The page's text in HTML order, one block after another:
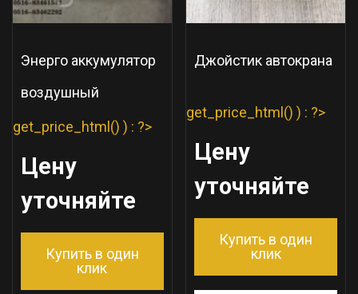
Энерго аккумулятор
воздушный
get_price_html() ) : ?>
Цену
уточняйте
Купить в один
клик
Джойстик автокрана
get_price_html() ) : ?>
Цену
уточняйте
Купить в один
клик